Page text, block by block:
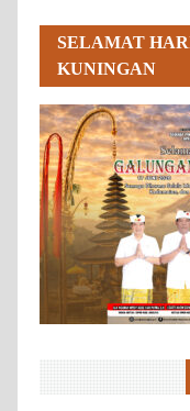
SELAMAT
KUNINGAN